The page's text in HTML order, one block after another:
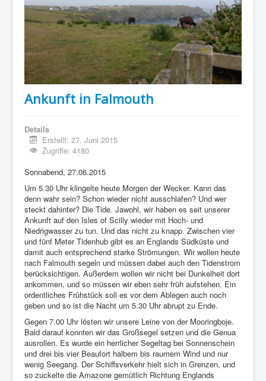
Ankunft in Falmouth
Details
Erstellt: 27. Juni 2015
Zugriffe: 4180
Sonnabend, 27.06.2015
Um 5.30 Uhr klingelte heute Morgen der Wecker. Kann das
denn wahr sein? Schon wieder nicht ausschlafen? Und wer
steckt dahinter? Die Tide. Jawohl, wir haben es seit unserer
Ankunft auf den Isles of Scilly wieder mit Hoch- und
Niedrigwasser zu tun. Und das nicht zu knapp. Zwischen vier
und fünf Meter Tidenhub gibt es an Englands Südküste und
damit auch entsprechend starke Strömungen. Wir wollen heute
nach Falmouth segeln und müssen dabei auch den Tidenstrom
berücksichtigen. Außerdem wollen wir nicht bei Dunkelheit dort
ankommen, und so müssen wir eben sehr früh aufstehen. Ein
ordentliches Frühstück soll es vor dem Ablegen auch noch
geben und so ist die Nacht um 5.30 Uhr abrupt zu Ende.
Gegen 7.00 Uhr lösten wir unsere Leine von der Mooringboje.
Bald darauf konnten wir das Großsegel setzen und die Genua
ausrollen. Es wurde ein herrlicher Segeltag bei Sonnenschein
und drei bis vier Beaufort halbem bis raumem Wind und nur
wenig Seegang. Der Schiffsverkehr hielt sich in Grenzen, und
so zuckelte die Amazone gemütlich Richtung Englands